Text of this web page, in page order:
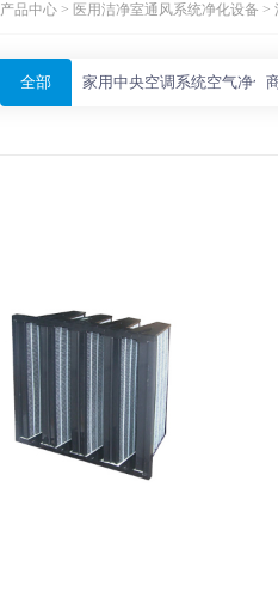
产品中心 > 医用洁净室通风系统净化设备 >
全部 家用中央空调系统空气净化